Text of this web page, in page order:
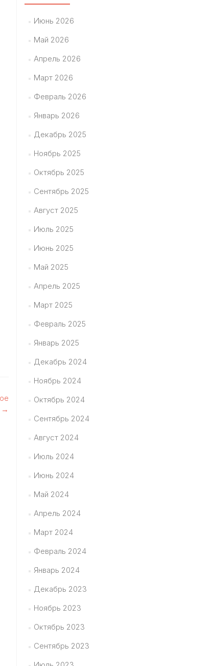
→
Июнь 2026
Май 2026
Апрель 2026
Март 2026
Февраль 2026
Январь 2026
Декабрь 2025
Ноябрь 2025
Октябрь 2025
Сентябрь 2025
Август 2025
Июль 2025
Июнь 2025
Май 2025
Апрель 2025
Март 2025
Февраль 2025
Январь 2025
Декабрь 2024
Ноябрь 2024
Октябрь 2024
Сентябрь 2024
Август 2024
Июль 2024
Июнь 2024
Май 2024
Апрель 2024
Март 2024
Февраль 2024
Январь 2024
Декабрь 2023
Ноябрь 2023
Октябрь 2023
Сентябрь 2023